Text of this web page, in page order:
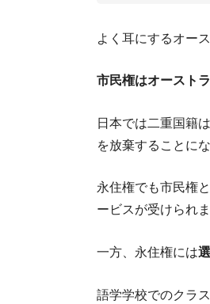
よく耳にするオー
市民権はオースト
日本では二重国籍
を放棄することにな
永住権でも市民権
ービスが受けられま
一方、永住権には
語学学校でのクラ